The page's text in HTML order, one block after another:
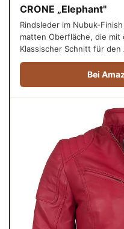
CRONE „Elephant"
Rindsleder im Nubuk-
matten Oberfläche, die mit
Klassischer Schnitt für den
Bei